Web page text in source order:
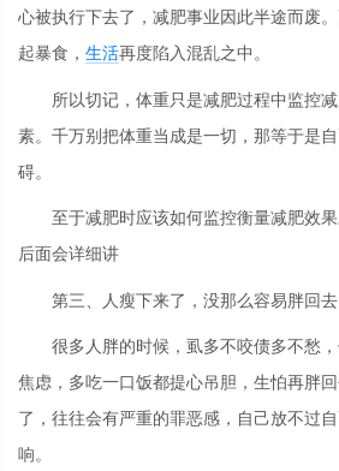
心被执行下去了，减肥事业因此半途而废
起暴食， 生活再度陷入混乱之中。
所以切记，体重只是减肥过程中监控
素。千万别把体重当成是一切，那等于是
碍。
至于减肥时应该如何监控衡量减肥效
后面会详细讲
第三、人瘦下来了，没那么容易胖回去
很多人胖的时候，虱多不咬债多不愁
焦虑，多吃一口饭都提心吊胆，生怕再胖
了，往往会有严重的罪恶感，自己放不过
响。